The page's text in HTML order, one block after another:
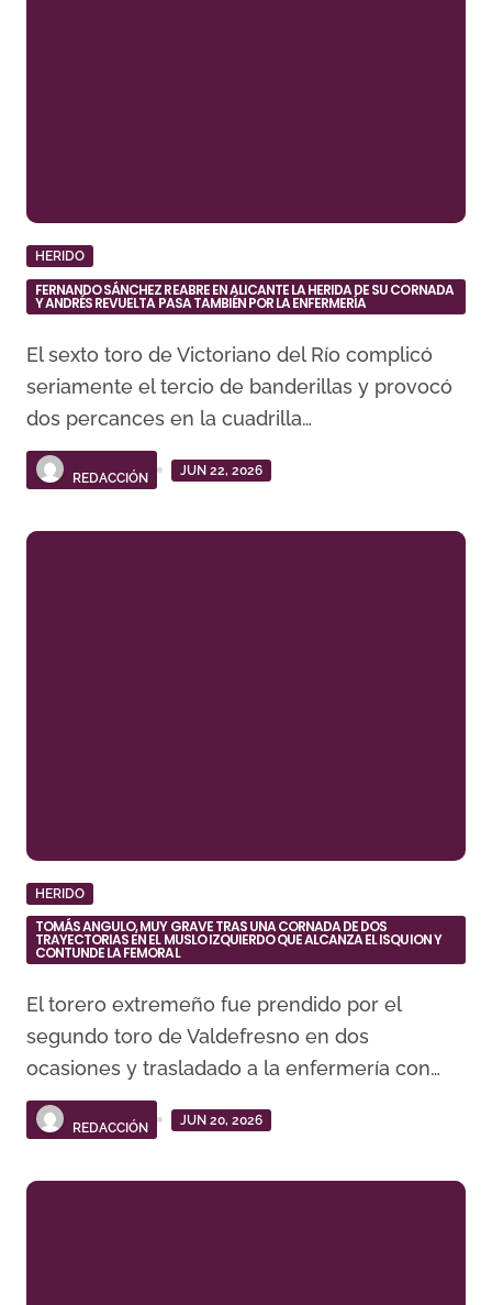
HERIDO
FERNANDO SÁNCHEZ REABRE EN ALICANTE LA HERIDA DE SU CORNADA
Y ANDRÉS REVUELTA PASA TAMBIÉN POR LA ENFERMERÍA
El sexto toro de Victoriano del Río complicó
seriamente el tercio de banderillas y provocó
dos percances en la cuadrilla…
REDACCIÓN
JUN 22, 2026
HERIDO
TOMÁS ANGULO, MUY GRAVE TRAS UNA CORNADA DE DOS
TRAYECTORIAS EN EL MUSLO IZQUIERDO QUE ALCANZA EL ISQUION Y
CONTUNDE LA FEMORAL
El torero extremeño fue prendido por el
segundo toro de Valdefresno en dos
ocasiones y trasladado a la enfermería con…
REDACCIÓN
JUN 20, 2026